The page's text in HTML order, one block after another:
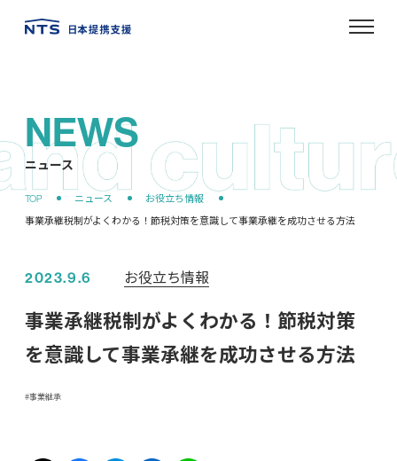
NEWS
ニュース
2023.9.6 お役立ち情報
事業承継税制がよくわかる！節税対策
を意識して事業承継を成功させる方法
事業継承